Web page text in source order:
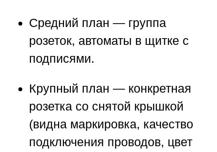
Средний план — группа
розеток, автоматы в щитке с
подписями.
Крупный план — конкретная
розетка со снятой крышкой
(видна маркировка, качество
подключения проводов, цвет